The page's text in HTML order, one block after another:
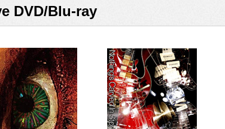
DVD/Blu-ray